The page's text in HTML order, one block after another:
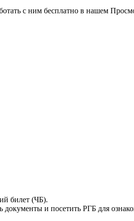
с ним бесплатно в нашем
билет (ЧБ).
и посетить РГБ для